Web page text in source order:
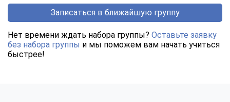
Записаться в ближайшую группу
Нет времени ждать набора группы? Оставьте заявку
без набора группы и мы поможем вам начать учиться
быстрее!